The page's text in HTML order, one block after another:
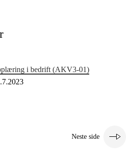
i bedrift (AKV3‑01)
Neste side